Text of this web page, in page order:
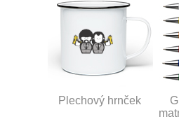
Plechový hrnček